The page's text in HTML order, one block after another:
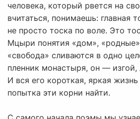
человека, который рвется на
вчитаться, понимаешь: главная
не просто тоска по воле. Это
Мцыри понятия «дом»,
«свобода» сливаются в одно
пленник монастыря, он —
И вся его короткая, яркая
попытка эти корни найти.